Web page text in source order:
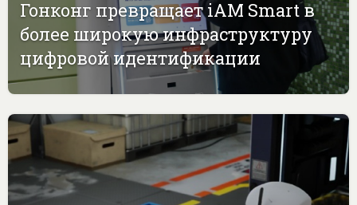
Гонконг превращает iAM Smart в
более широкую инфраструктуру
цифровой идентификации